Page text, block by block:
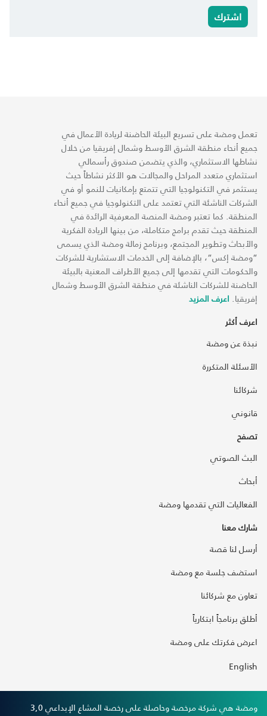
اشترك
تعمل ومضة على تسريع البيئة الحاضنة لريادة الأعمال في
جميع أنحاء منطقة الشرق الأوسط وشمال إفريقيا من خلال
نشاطها الاستثماري، والذي يتضمن صندوق رأسمالي
استثماري متعدد المراحل والمجالات هو الأكثر نشاطاً حيث
يستثمر في التكنولوجيا التي تتمتع بإمكانيات للنمو أو في
الشركات الناشئة التي تعتمد على التكنولوجيا في جميع أنحاء
المنطقة. كما تعتبر ومضة المنصة المعرفية الرائدة في
المنطقة حيث تقدم برامج متكاملة، من بينها الريادة الفكرية
والأبحاث وتطوير المجتمع، وبرنامج زمالة ومضة الذي يسمى
“ومضة إكس“، بالإضافة إلى الخدمات الاستشارية للشركات
والحكومات التي تقدمها إلى جميع الأطراف المعنية بالبيئة
الحاضنة للشركات الناشئة في منطقة الشرق الأوسط وشمال
إفريقيا. اعرف المزيد
اعرف أكثر
نبذة عن ومضة
الأسئلة المتكررة
شركائنا
قانوني
تصفح
البث الصوتي
أبحاث
الفعاليات التي تقدمها ومضة
شارك معنا
أرسل لنا قصة
استضف جلسة مع ومضة
تعاون مع شركائنا
أطلق برنامجاً ابتكارياً
اعرض فكرتك على ومضة
English
ومضة هي شركة مرخصة وحاصلة على رخصة المشاع الإبداعي 3,0